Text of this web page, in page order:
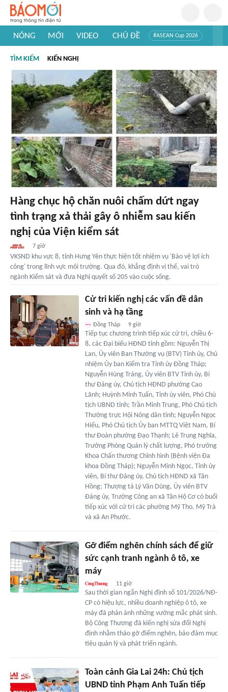
NÓNG MỚI VIDEO CHỦ ĐỀ #ASEAN Cup 2026
#Khám phá thế giới
TÌM KIẾM KIẾN NGHỊ
Hàng chục hộ chăn nuôi chấm dứt ngay
tình trạng xả thải gây ô nhiễm sau kiến
nghị của Viện kiểm sát
7 giờ
VKSND khu vực 8, tỉnh Hưng Yên thực hiện tốt nhiệm vụ 'Bảo vệ lợi ích
công' trong lĩnh vực môi trường. Qua đó, khẳng định vị thế, vai trò
ngành Kiểm sát và đưa Nghị quyết số 205 vào cuộc sống.
Cử tri kiến nghị các vấn đề dân
sinh và hạ tầng
Đồng Tháp 9 giờ
Tiếp tục chương trình tiếp xúc cử tri, chiều 6-
8, các Đại biểu HĐND tỉnh gồm: Nguyễn Thị
Lan, Ủy viên Ban Thường vụ (BTV) Tỉnh ủy, Chủ
nhiệm Ủy ban Kiểm tra Tỉnh ủy Đồng Tháp;
Nguyễn Hùng Tráng, Ủy viên BTV Tỉnh ủy, Bí
thư Đảng ủy, Chủ tịch HĐND phường Cao
Lãnh; Huỳnh Minh Tuấn, Tỉnh ủy viên, Phó Chủ
tịch UBND tỉnh; Trần Minh Trung, Phó Chủ tịch
Thường trực Hội Nông dân tỉnh; Nguyễn Ngọc
Hiếu, Phó Chủ tịch Ủy ban MTTQ Việt Nam, Bí
thư Đoàn phường Đạo Thạnh; Lê Trung Nghĩa,
Trưởng Phòng Quản lý chất lượng, Phó trưởng
Khoa Chấn thương Chỉnh hình (Bệnh viện Đa
khoa Đồng Tháp); Nguyễn Minh Ngọc, Tỉnh ủy
viên, Bí thư Đảng ủy, Chủ tịch HĐND xã Tân
Hồng; Thượng tá Lý Văn Dũng, Ủy viên BTV
Đảng ủy, Trưởng Công an xã Tân Hộ Cơ có buổi
tiếp xúc với cử tri các phường Mỹ Tho, Mỹ Trà
và xã An Phước.
Gỡ điểm nghẽn chính sách để giữ
sức cạnh tranh ngành ô tô, xe
máy
11 giờ
Sau thời gian ngắn Nghị định số 101/2026/NĐ-
CP có hiệu lực, nhiều doanh nghiệp ô tô, xe
máy đã phản ánh những vướng mắc phát sinh.
Bộ Công Thương đã kiến nghị sửa đổi Nghị
định nhằm tháo gỡ điểm nghẽn, bảo đảm mục
tiêu quản lý và phát triển ngành.
Toàn cảnh Gia Lai 24h: Chủ tịch
UBND tỉnh Phạm Anh Tuấn tiếp